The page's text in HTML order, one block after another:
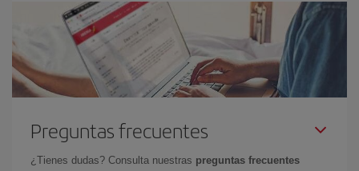
Preguntas frecuentes
¿Tienes dudas? Consulta nuestras preguntas frecuentes